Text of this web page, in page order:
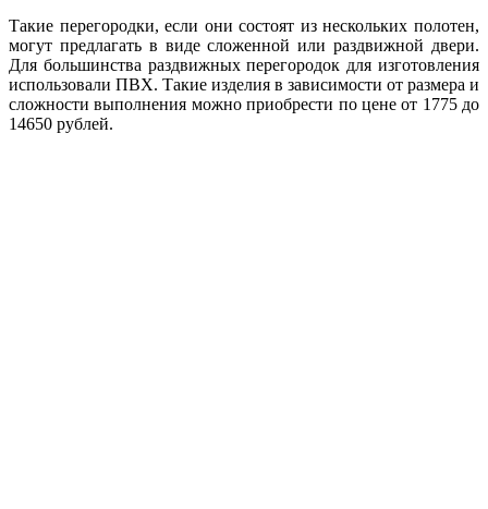
Такие перегородки, если они состоят из нескольких полотен,
могут предлагать в виде сложенной или раздвижной двери.
Для большинства раздвижных перегородок для изготовления
использовали ПВХ. Такие изделия в зависимости от размера и
сложности выполнения можно приобрести по цене от 1775 до
14650 рублей.